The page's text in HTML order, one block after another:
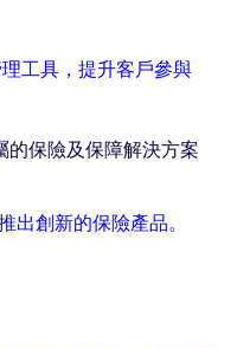
工具，提升客戶參與
的保險及保障解決方案
出創新的保險產品。